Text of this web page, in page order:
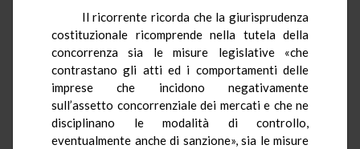
Il ricorrente ricorda che la giurisprudenza
costituzionale ricomprende nella tutela della
concorrenza sia le misure legislative «che
contrastano gli atti ed i comportamenti delle
imprese che incidono negativamente
sull’assetto concorrenziale dei mercati e che ne
disciplinano le modalità di controllo,
eventualmente anche di sanzione», sia le misure